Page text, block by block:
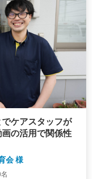
ケアスタッフが
の活用で関係性
会 様